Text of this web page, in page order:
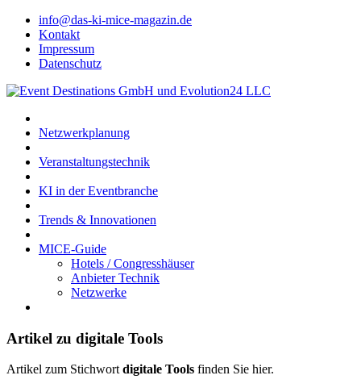
info@das-ki-mice-magazin.de
Kontakt
Impressum
Datenschutz
Netzwerkplanung
Veranstaltungstechnik
KI in der Eventbranche
Trends & Innovationen
MICE-Guide
Hotels / Congresshäuser
Anbieter Technik
Netzwerke
Artikel zu digitale Tools
Artikel zum Stichwortdigitale Tools finden Sie hier.